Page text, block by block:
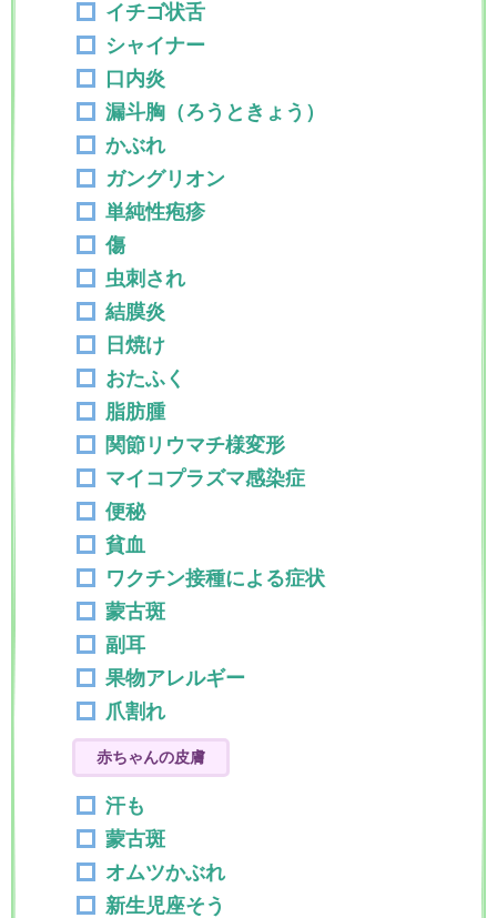
イチゴ状舌
シャイナー
口内炎
漏斗胸（ろうときょう）
かぶれ
ガングリオン
単純性疱疹
傷
虫刺され
結膜炎
日焼け
おたふく
脂肪腫
関節リウマチ様変形
マイコプラズマ感染症
便秘
貧血
ワクチン接種による症状
蒙古斑
副耳
果物アレルギー
爪割れ
赤ちゃんの皮膚
汗も
蒙古斑
オムツかぶれ
新生児座そう